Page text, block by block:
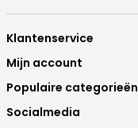
Klantenservice
Mijn account
Populaire categorieën
Socialmedia